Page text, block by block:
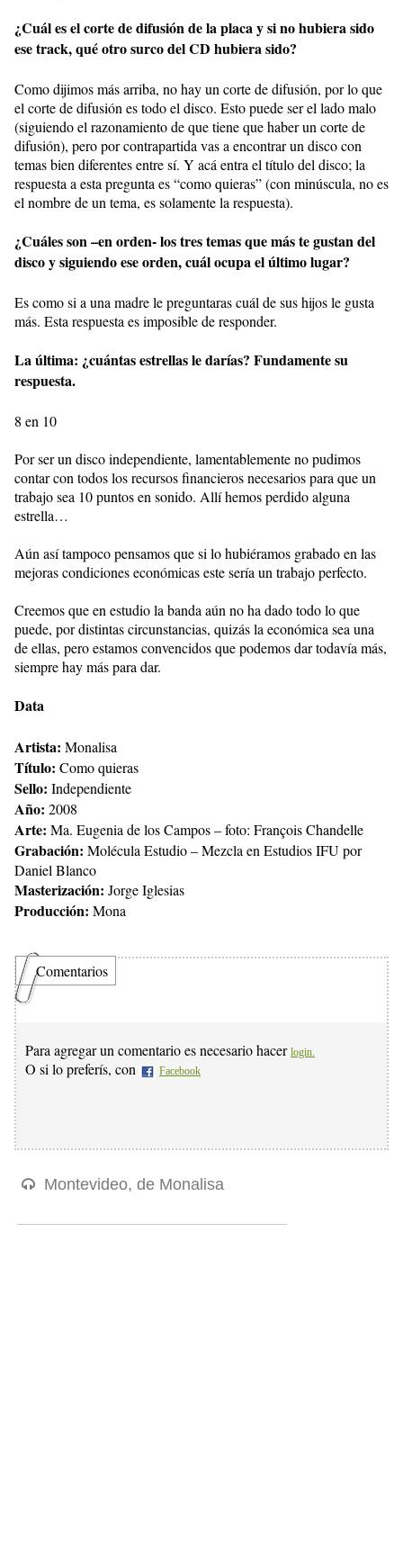
¿Cuál es el corte de difusión de la placa y si no hubiera sido
ese track, qué otro surco del CD hubiera sido?
Como dijimos más arriba, no hay un corte de difusión, por lo que
el corte de difusión es todo el disco. Esto puede ser el lado malo
(siguiendo el razonamiento de que tiene que haber un corte de
difusión), pero por contrapartida vas a encontrar un disco con
temas bien diferentes entre sí. Y acá entra el título del disco; la
respuesta a esta pregunta es “como quieras” (con minúscula, no es
el nombre de un tema, es solamente la respuesta).
¿Cuáles son –en orden- los tres temas que más te gustan del
disco y siguiendo ese orden, cuál ocupa el último lugar?
Es como si a una madre le preguntaras cuál de sus hijos le gusta
más. Esta respuesta es imposible de responder.
La última: ¿cuántas estrellas le darías? Fundamente su
respuesta.
8 en 10
Por ser un disco independiente, lamentablemente no pudimos
contar con todos los recursos financieros necesarios para que un
trabajo sea 10 puntos en sonido. Allí hemos perdido alguna
estrella…
Aún así tampoco pensamos que si lo hubiéramos grabado en las
mejoras condiciones económicas este sería un trabajo perfecto.
Creemos que en estudio la banda aún no ha dado todo lo que
puede, por distintas circunstancias, quizás la económica sea una
de ellas, pero estamos convencidos que podemos dar todavía más,
siempre hay más para dar.
Data
Artista: Monalisa
Título: Como quieras
Sello: Independiente
Año: 2008
Arte: Ma. Eugenia de los Campos – foto: François Chandelle
Grabación: Molécula Estudio – Mezcla en Estudios IFU por
Daniel Blanco
Masterización: Jorge Iglesias
Producción: Mona
Comentarios
Para agregar un comentario es necesario hacer login.
O si lo preferís, con Facebook
Montevideo, de Monalisa